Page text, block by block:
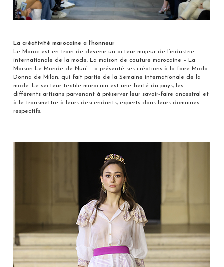
La créativité marocaine a l’honneur
Le Maroc est en train de devenir un acteur majeur de l’industrie
internationale de la mode. La maison de couture marocaine – La
Maison Le Monde de Nun’ – a présenté ses créations à la foire Moda
Donna de Milan, qui fait partie de la Semaine internationale de la
mode. Le secteur textile marocain est une fierté du pays, les
différents artisans parvenant à préserver leur savoir-faire ancestral et
à le transmettre à leurs descendants, experts dans leurs domaines
respectifs.